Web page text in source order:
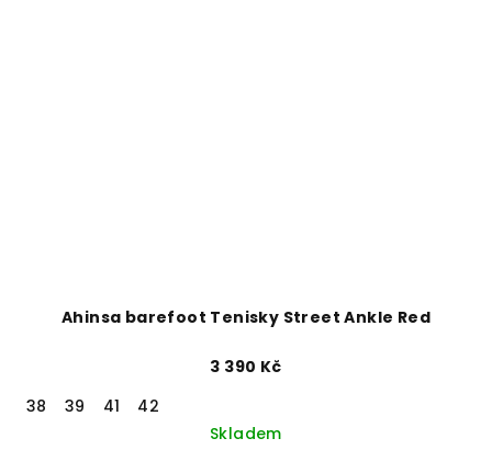
Ahinsa barefoot Tenisky Street Ankle Red
3 390 Kč
38
39 41
42
Skladem